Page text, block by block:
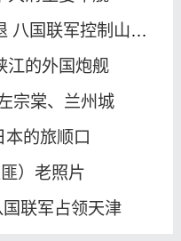
国联军控制山海关
江的外国炮舰
宗棠、兰州城
的旅顺口
）老照片
联军占领天津